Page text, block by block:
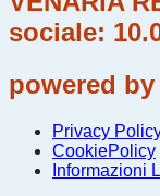
sociale:
powered
Privacy
CookiePolicy
Informazioni